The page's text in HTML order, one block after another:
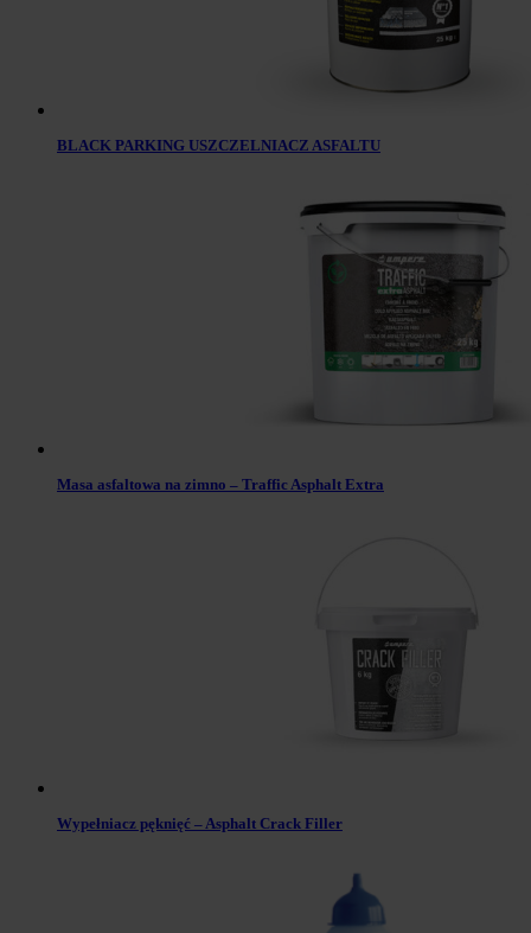
BLACK PARKING USZCZELNIACZ ASFALTU
Masa asfaltowa na zimno – Traffic Asphalt Extra
Wypełniacz pęknięć – Asphalt Crack Filler